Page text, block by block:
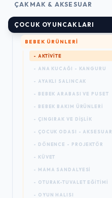
ÇAKMAK & AKSESUAR
ÇOCUK OYUNCAKLARI
BEBEK ÜRÜNLERI
- AKTIVITE
- ANA KUCAĞI - KANGURU
- AYAKLI SALINCAK
- BEBEK ARABASI VE PUSET
- BEBEK BAKIM ÜRÜNLERI
- ÇINGIRAK VE DIŞLIK
- ÇOCUK ODASI - AKSESUAR
- DÖNENCE - PROJEKTÖR
- KÜVET
- MAMA SANDALYESI
- OTURAK-TUVALET EĞITIMI
- OYUN HALISI